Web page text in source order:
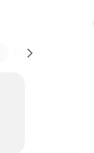
Экономика и финансы